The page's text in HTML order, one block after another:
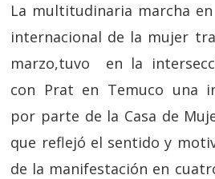
La multitudinaria marcha
internacional de la mujer
marzo,tuvo en la
con Prat en Temuco una
por parte de la Casa de
que reflejó el sentido y
de la manifestación en